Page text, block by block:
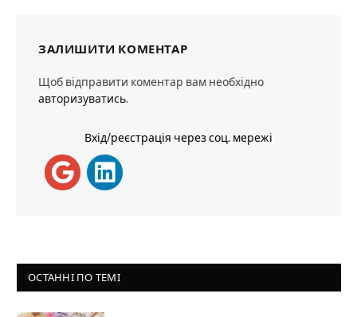
ЗАЛИШИТИ КОМЕНТАР
Щоб відправити коментар вам необхідно
авторизуватись.
Вхід/реєстрація через соц. мережі
ОСТАННІ ПО ТЕМІ